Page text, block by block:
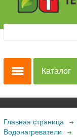
Каталог
Главная страница
Водонагреватели